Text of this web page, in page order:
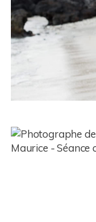
Couple –
la